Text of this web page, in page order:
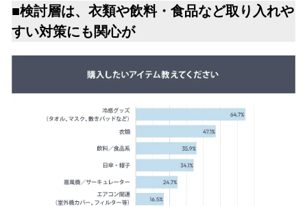
■検討層は、衣類や飲料・食品など取り入れや
すい対策にも関心が